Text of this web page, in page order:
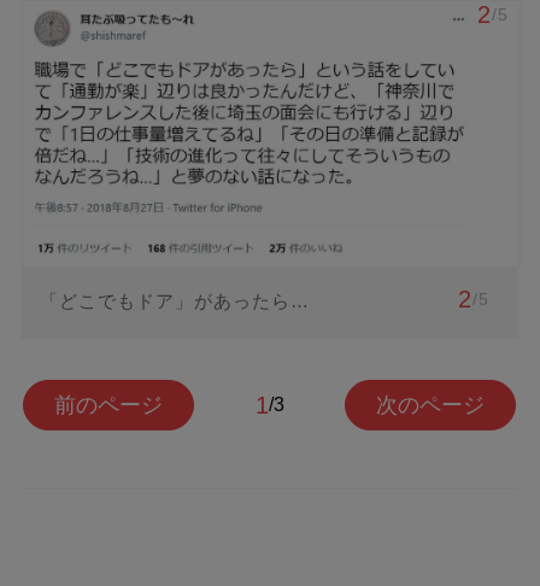
2/5
「どこでもドア」があったら… 2/5
前のページ 1/3 次のページ